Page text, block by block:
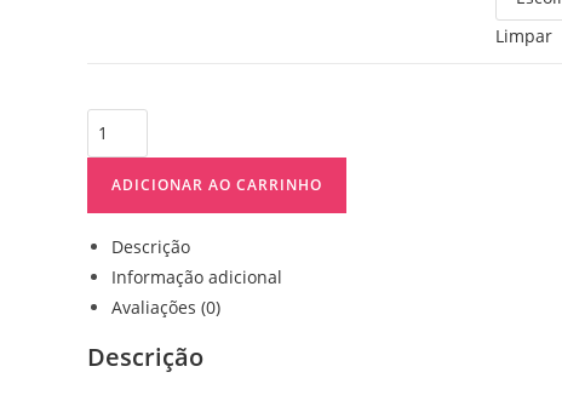
Limpar
ADICIONAR AO CARRINHO
Descrição
Informação adicional
Avaliações (0)
Descrição